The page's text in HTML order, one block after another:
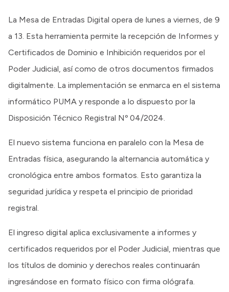
La Mesa de Entradas Digital opera de lunes a viernes, de 9
a 13. Esta herramienta permite la recepción de Informes y
Certificados de Dominio e Inhibición requeridos por el
Poder Judicial, así como de otros documentos firmados
digitalmente. La implementación se enmarca en el sistema
informático PUMA y responde a lo dispuesto por la
Disposición Técnico Registral Nº 04/2024.
El nuevo sistema funciona en paralelo con la Mesa de
Entradas física, asegurando la alternancia automática y
cronológica entre ambos formatos. Esto garantiza la
seguridad jurídica y respeta el principio de prioridad
registral.
El ingreso digital aplica exclusivamente a informes y
certificados requeridos por el Poder Judicial, mientras que
los títulos de dominio y derechos reales continuarán
ingresándose en formato físico con firma ológrafa.